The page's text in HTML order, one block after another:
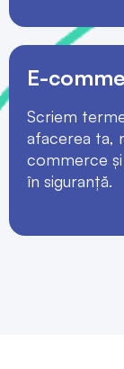
E-
Scriem
afacerea ta,
commerce
în siguranță.